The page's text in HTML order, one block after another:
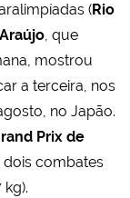
(Rio
, que
mostrou
a terceira, nos
no Japão.
Prix de
dois combates